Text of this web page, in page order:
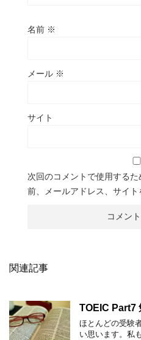
名前 ※
メール ※
サイト
次回のコメントで使用する
前、メールアドレス、サイト
関連記事
TOEIC Part7
ほとんどの受験
い思います。私